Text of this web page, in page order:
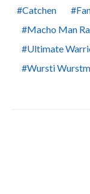
Catchen
Macho Man
Ultimate
Wursti